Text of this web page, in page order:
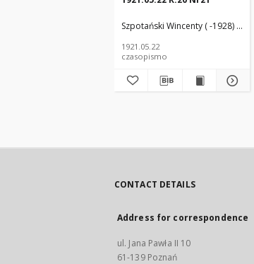
Szpotański Wincenty ( -1928) (Red.)
1921.05.22
czasopismo
CONTACT DETAILS
Address for correspondence
ul. Jana Pawła II 10
61-139 Poznań